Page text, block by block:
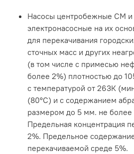
Насосы центробежные СМ и
электронасосные на их
для перекачивания
сточных масс и других
(в том числе с примесью
более 2%) плотностью до
с температурой от 263К
(80°С) и с содержанием
размером до 5 мм. не более
Предельная концентрация
2%. Предельное
перекачиваемой среде 5%.